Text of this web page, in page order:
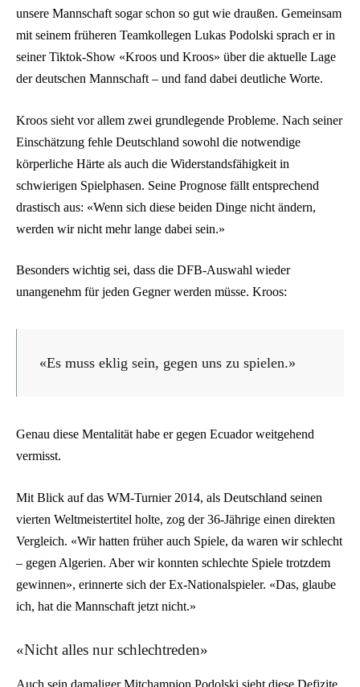
unsere Mannschaft sogar schon so gut wie draußen. Gemeinsam
mit seinem früheren Teamkollegen Lukas Podolski sprach er in
seiner Tiktok-Show «Kroos und Kroos» über die aktuelle Lage
der deutschen Mannschaft – und fand dabei deutliche Worte.
Kroos sieht vor allem zwei grundlegende Probleme. Nach seiner
Einschätzung fehle Deutschland sowohl die notwendige
körperliche Härte als auch die Widerstandsfähigkeit in
schwierigen Spielphasen. Seine Prognose fällt entsprechend
drastisch aus: «Wenn sich diese beiden Dinge nicht ändern,
werden wir nicht mehr lange dabei sein.»
Besonders wichtig sei, dass die DFB-Auswahl wieder
unangenehm für jeden Gegner werden müsse. Kroos:
«Es muss eklig sein, gegen uns zu spielen.»
Genau diese Mentalität habe er gegen Ecuador weitgehend
vermisst.
Mit Blick auf das WM-Turnier 2014, als Deutschland seinen
vierten Weltmeistertitel holte, zog der 36-Jährige einen direkten
Vergleich. «Wir hatten früher auch Spiele, da waren wir schlecht
– gegen Algerien. Aber wir konnten schlechte Spiele trotzdem
gewinnen», erinnerte sich der Ex-Nationalspieler. «Das, glaube
ich, hat die Mannschaft jetzt nicht.»
«Nicht alles nur schlechtreden»
Auch sein damaliger Mitchampion Podolski sieht diese Defizite.